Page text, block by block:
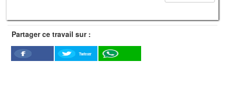
Partager ce travail sur :
Facebook
Twitter